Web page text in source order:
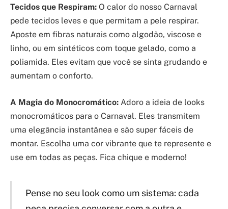
Tecidos que Respiram: O calor do nosso Carnaval
pede tecidos leves e que permitam a pele respirar.
Aposte em fibras naturais como algodão, viscose e
linho, ou em sintéticos com toque gelado, como a
poliamida. Eles evitam que você se sinta grudando e
aumentam o conforto.
A Magia do Monocromático: Adoro a ideia de looks
monocromáticos para o Carnaval. Eles transmitem
uma elegância instantânea e são super fáceis de
montar. Escolha uma cor vibrante que te represente e
use em todas as peças. Fica chique e moderno!
Pense no seu look como um sistema: cada